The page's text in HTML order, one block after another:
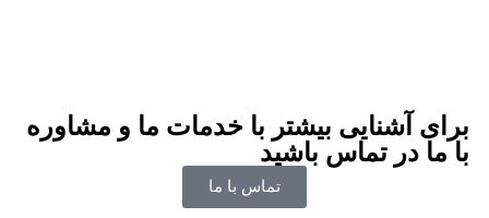
برای آشنایی بیشتر با خدمات ما و مشاوره
با ما در تماس باشید
تماس با ما